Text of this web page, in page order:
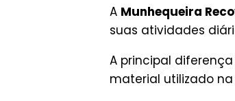
A Munhequeira
suas atividades
A principal
material utilizado